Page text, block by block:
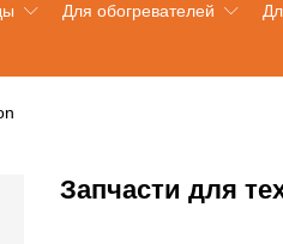
Для обогревателей
Запчасти для